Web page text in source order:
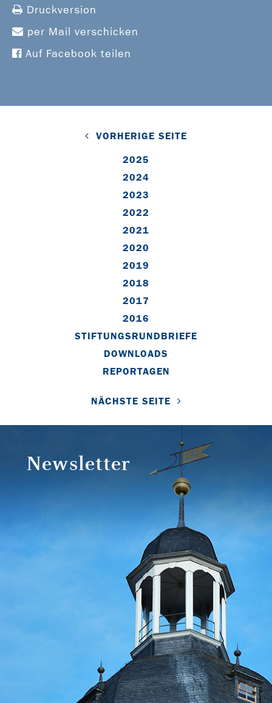
Druckversion
per Mail verschicken
Auf Facebook teilen
VORHERIGE SEITE
2025
2024
2023
2022
2021
2020
2019
2018
2017
2016
STIFTUNGSRUNDBRIEFE
DOWNLOADS
REPORTAGEN
NÄCHSTE SEITE
Newsletter